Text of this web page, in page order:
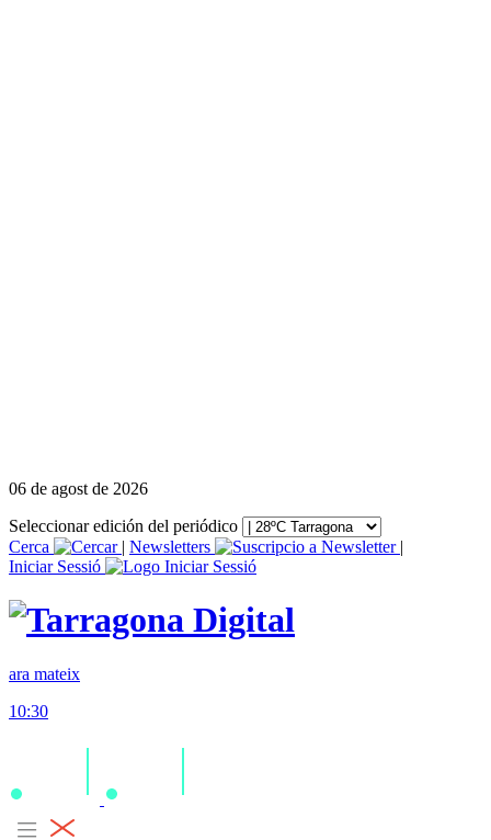
06 de agost de 2026
Seleccionar edición del periódico
Cerca
| Newsletters
|
Iniciar Sessió
ara mateix
10:30